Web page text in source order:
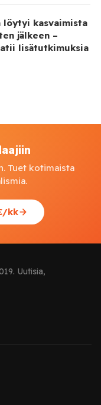
kasvaimista
jälkeen –
lisätutkimuksia
Tuet kotimaista
kk
Uutisia,